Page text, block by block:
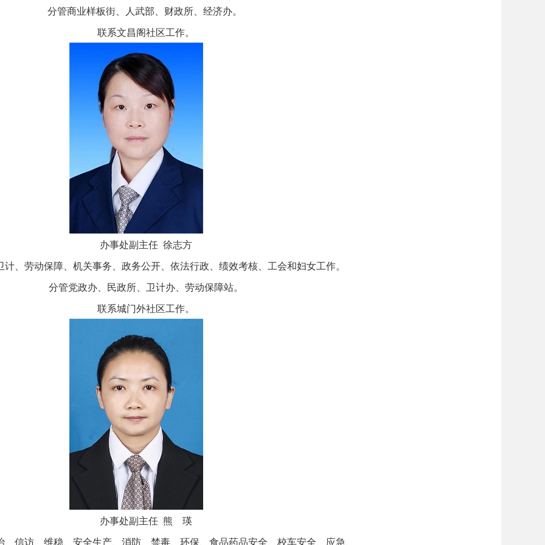
分管商业样板街、人武部、财政所、经济办。
联系文昌阁社区工作。
办事处副主任 徐志方
计、劳动保障、机关事务、政务公开、依法行政、绩效考核、工会和妇女工作。
分管党政办、民政所、卫计办、劳动保障站。
联系城门外社区工作。
办事处副主任 熊 瑛
信访、维稳、安全生产、消防、禁毒、环保、食品药品安全、校车安全、应急、